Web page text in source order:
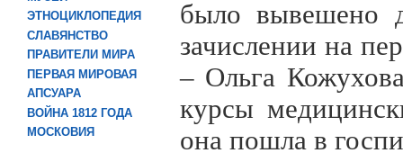
ЭТНОЦИКЛОПЕДИЯ
СЛАВЯНСТВО
ПРАВИТЕЛИ МИРА
ПЕРВАЯ МИРОВАЯ
АПСУАРА
ВОЙНА 1812 ГОДА
МОСКОВИЯ
было вывешено
зачислении на
– Ольга
курсы
она пошла в